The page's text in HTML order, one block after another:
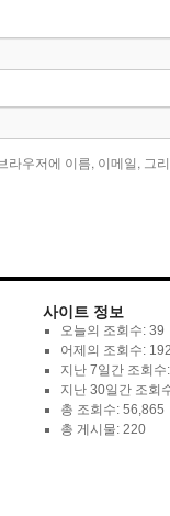
라우저에 이름, 이메일, 그
사이트 정보
오늘의 조회수: 39
어제의 조회수: 192
지난 7일간 조회수:
지난 30일간 조회
총 조회수: 56,865
총 게시물: 220